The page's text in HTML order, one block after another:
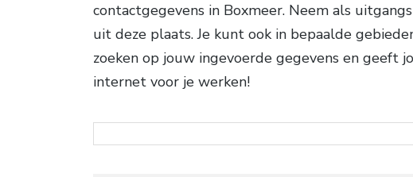
contactgegevens in Boxmeer. Neem als
uit deze plaats. Je kunt ook in bepaalde
zoeken op jouw ingevoerde gegevens en geeft
internet voor je werken!